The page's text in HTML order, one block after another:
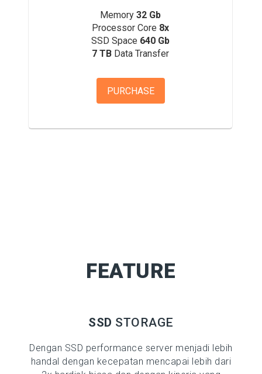
Memory 32 Gb
Processor Core 8x
SSD Space 640 Gb
7 TB Data Transfer
PURCHASE
FEATURE
SSD STORAGE
Dengan SSD performance server menjadi lebih
handal dengan kecepatan mencapai lebih dari